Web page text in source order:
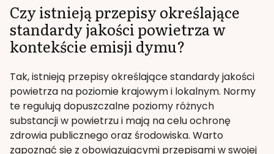
Czy istnieją przepisy określające
standardy jakości powietrza w
kontekście emisji dymu?
Tak, istnieją przepisy określające standardy jakości
powietrza na poziomie krajowym i lokalnym. Normy
te regulują dopuszczalne poziomy różnych
substancji w powietrzu i mają na celu ochronę
zdrowia publicznego oraz środowiska. Warto
zapoznać się z obowiązującymi przepisami w swojej